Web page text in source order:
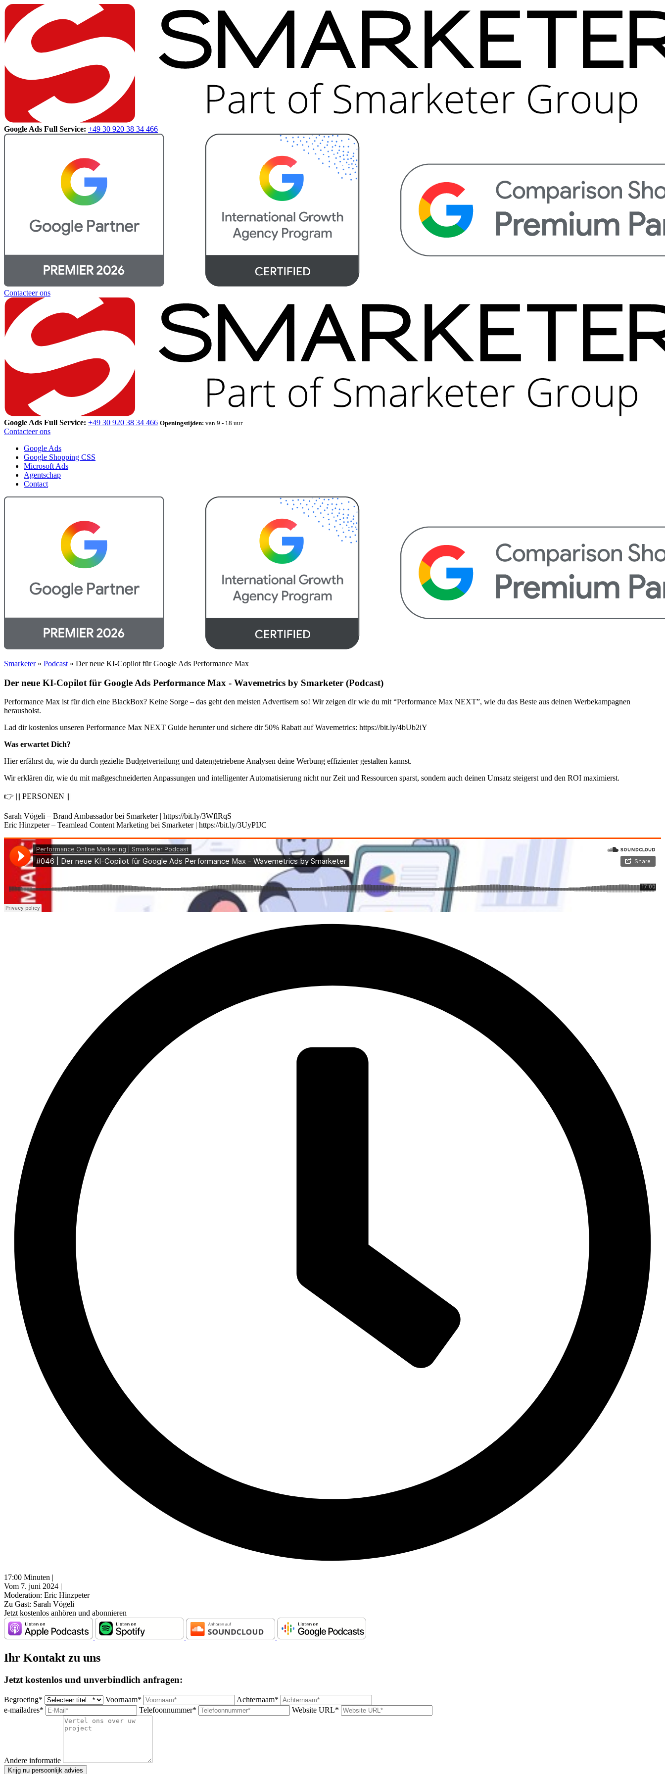
Google Ads Full Service: +49 30 920 38 34 466
Contacteer ons
Google Ads Full Service: +49 30 920 38 34 466 Openingstijden: van 9 - 18 uur
Contacteer ons
Google Ads
Google Shopping CSS
Microsoft Ads
Agentschap
Contact
Smarketer» Podcast » Der neue KI-Copilot für Google Ads Performance Max
Der neue KI-Copilot für Google Ads Performance Max - Wavemetrics by Smarketer (Podcast)
Performance Max ist für dich eine BlackBox? Keine Sorge – das geht den meisten Advertisern so! Wir zeigen dir wie du mit “Performance Max NEXT”, wie du das Beste aus deinen Werbekampagnen
herausholst.
Lad dir kostenlos unseren Performance Max NEXT Guide herunter und sichere dir 50% Rabatt auf Wavemetrics: https://bit.ly/4bUb2iY
Was erwartet Dich?
Hier erfährst du, wie du durch gezielte Budgetverteilung und datengetriebene Analysen deine Werbung effizienter gestalten kannst.
Wir erklären dir, wie du mit maßgeschneiderten Anpassungen und intelligenter Automatisierung nicht nur Zeit und Ressourcen sparst, sondern auch deinen Umsatz steigerst und den ROI maximierst.
👉 ||| PERSONEN |||
Sarah Vögeli – Brand Ambassador bei Smarketer | https://bit.ly/3WflRqS
Eric Hinzpeter – Teamlead Content Marketing bei Smarketer | https://bit.ly/3UyPIJC
17:00 Minuten |
Vom 7. juni 2024 |
Moderation: Eric Hinzpeter
Zu Gast: Sarah Vögeli
Jetzt kostenlos anhören und abonnieren
Ihr Kontakt zu uns
Jetzt kostenlos und unverbindlich anfragen:
Begroeting* Voornaam*
Achternaam*
e-mailadres*
Telefoonnummer* Website URL*
Andere informatie
Krijg nu persoonlijk advies